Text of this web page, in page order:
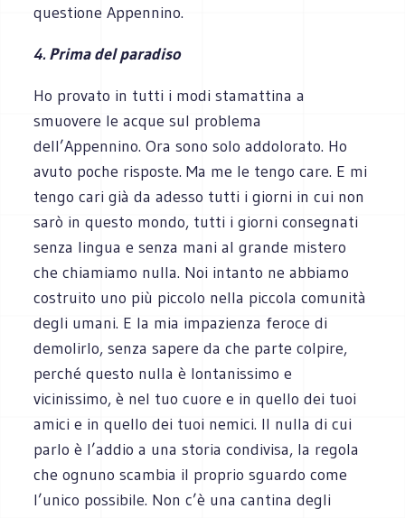
questione Appennino.
4. Prima del paradiso
Ho provato in tutti i modi stamattina a
smuovere le acque sul problema
dell’Appennino. Ora sono solo addolorato. Ho
avuto poche risposte. Ma me le tengo care. E mi
tengo cari già da adesso tutti i giorni in cui non
sarò in questo mondo, tutti i giorni consegnati
senza lingua e senza mani al grande mistero
che chiamiamo nulla. Noi intanto ne abbiamo
costruito uno più piccolo nella piccola comunità
degli umani. E la mia impazienza feroce di
demolirlo, senza sapere da che parte colpire,
perché questo nulla è lontanissimo e
vicinissimo, è nel tuo cuore e in quello dei tuoi
amici e in quello dei tuoi nemici. Il nulla di cui
parlo è l’addio a una storia condivisa, la regola
che ognuno scambia il proprio sguardo come
l’unico possibile. Non c’è una cantina degli